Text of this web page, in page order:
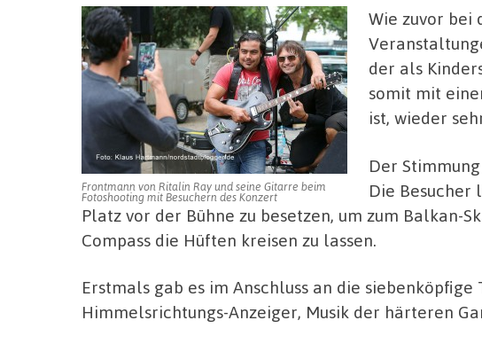
Frontmann von Ritalin Ray und seine Gitarre beim
Fotoshooting mit Besuchern des Konzert
Wie zuvor bei
der als
somit mit
ist, wieder
Der
Die Besucher
Platz vor der Bühne zu besetzen, um zum Balkan-
Compass die Hüften kreisen zu lassen.
Erstmals gab es im Anschluss an die
Himmelsrichtungs-Anzeiger, Musik der härteren